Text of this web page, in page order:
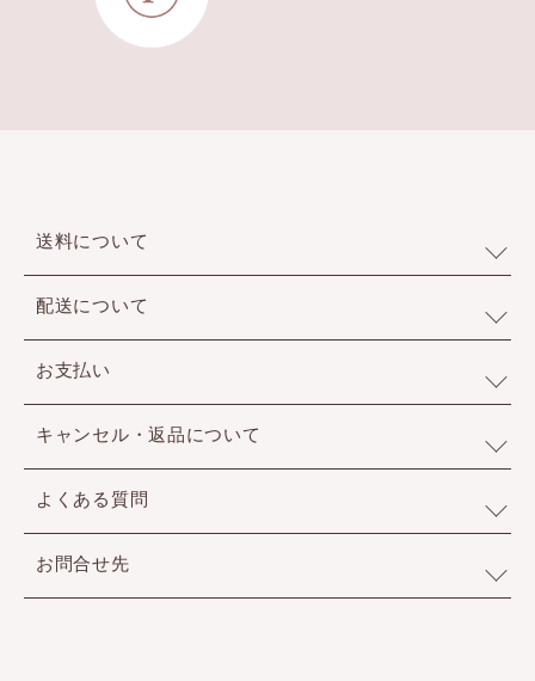
送料について
配送について
お支払い
キャンセル・返品について
よくある質問
お問合せ先